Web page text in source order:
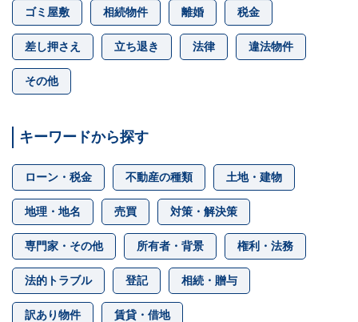
📄
料）
サー
ビス
案
ゴミ屋敷 相続物件 離婚 税金
差し押さえ 立ち退き 法律 違法物件
その他
キーワードから探す
ローン・税金 不動産の種類 土地・建物
地理・地名 売買 対策・解決策
専門家・その他 所有者・背景 権利・法務
法的トラブル 登記 相続・贈与
訳あり物件 賃貸・借地